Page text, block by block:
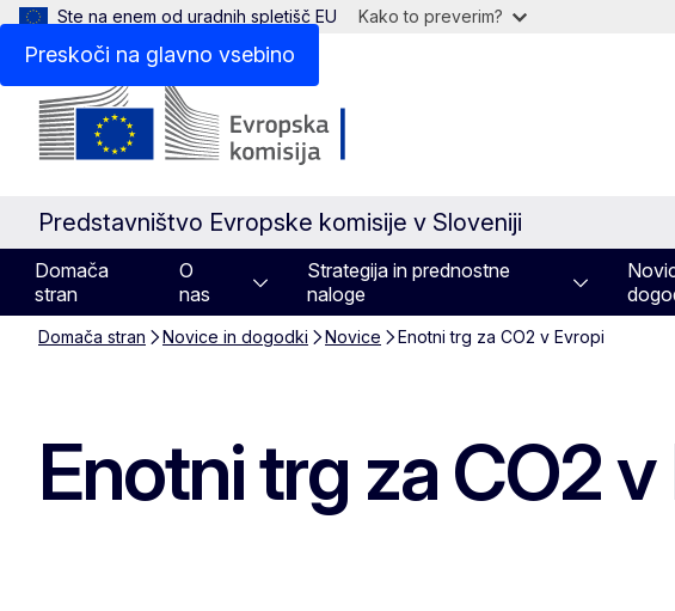
Preskoči na glavno vsebino
Ste na enem od uradnih spletišč EU Kako to preverim?
Predstavništvo Evropske komisije v Sloveniji
Domača
stran
O
nas
Strategija in prednostne
naloge
Domača stran Novice in dogodki Novice Enotni trg za CO2 v Evropi
Enotni trg za CO2